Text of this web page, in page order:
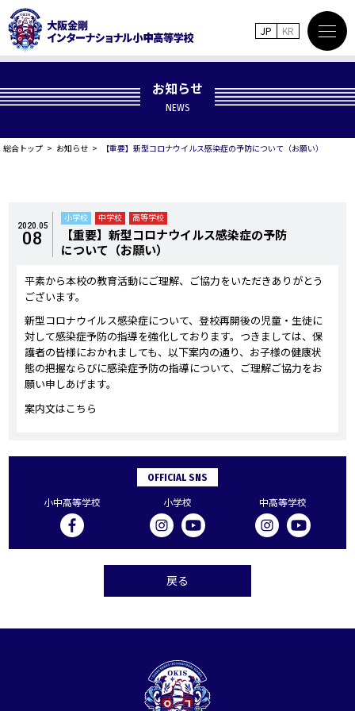
お知らせ
NEWS
総合トップ お知らせ 【重要】新型コロナウイルス感染症の予防について（お願い）
JP KR
2020.05
08
小学校 中学校 高等学校
【重要】新型コロナウイルス感染症の予防
について（お願い）
平素から本校の教育活動にご理解、ご協力をいただきありがとう
ございます。
新型コロナウイルス感染症について、登校再開後の児童・生徒に
対して感染症予防の指導を強化しております。つきましては、保
護者の皆様におかれましても、以下案内の通り、お子様の健康状
態の把握ならびに感染症予防の指導について、ご理解ご協力をお
願い申しあげます。
案内文はこちら
OFFICIAL SNS
小中高等学校 小学校 中高等学校
戻る